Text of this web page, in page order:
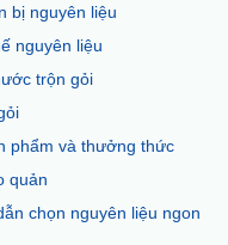
bị nguyên liệu
nguyên liệu
trộn gỏi
phẩm và thưởng thức
quản
chọn nguyên liệu ngon